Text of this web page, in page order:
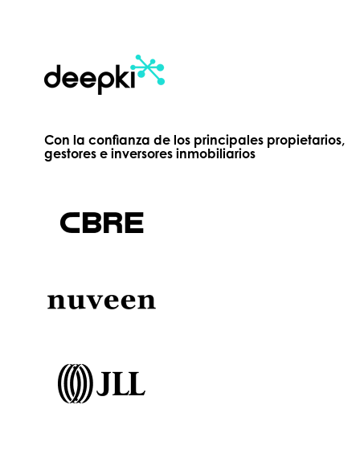
Con la confianza de los principales propietarios,
gestores e inversores inmobiliarios